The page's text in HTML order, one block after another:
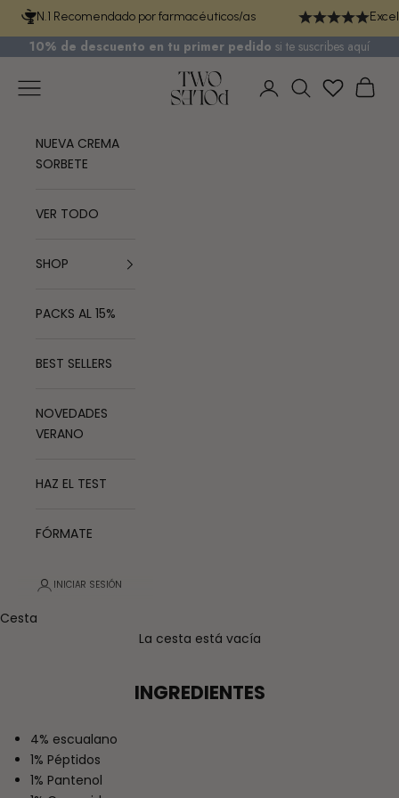
Ir al contenidoN.1 Recomendado por farmacéuticos/as
10% de descuento en tu primer pedido si te suscribes aquí
TWO POLES COSMETICS
Menú
Iniciar sesión
Buscar
NUEVA CREMA
SORBETE
VER TODO
SHOP
PACKS AL 15%
BEST SELLERS
NOVEDADES
VERANO
HAZ EL TEST
FÓRMATE
INICIAR SESIÓN
Cesta
La cesta está vacía
INGREDIENTES
4% escualano
1% Péptidos
1% Pantenol